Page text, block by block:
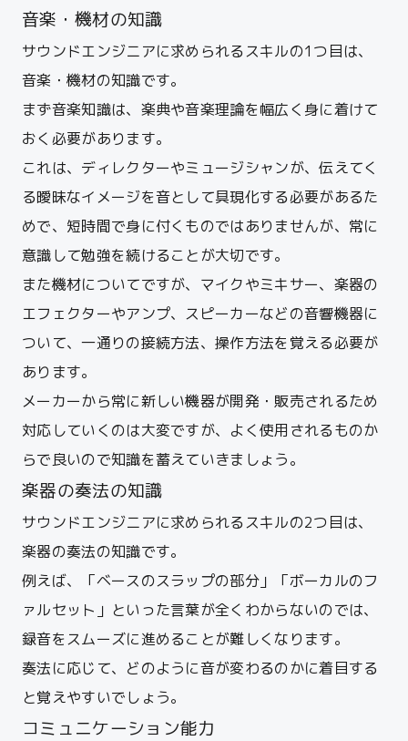
音楽・機材の知識
サウンドエンジニアに求められるスキルの1つ目は、
音楽・機材の知識です。
まず音楽知識は、楽典や音楽理論を幅広く身に着けて
おく必要があります。
これは、ディレクターやミュージシャンが、伝えてく
る曖昧なイメージを音として具現化する必要があるた
めで、短時間で身に付くものではありませんが、常に
意識して勉強を続けることが大切です。
また機材についてですが、マイクやミキサー、楽器の
エフェクターやアンプ、スピーカーなどの音響機器に
ついて、一通りの接続方法、操作方法を覚える必要が
あります。
メーカーから常に新しい機器が開発・販売されるため
対応していくのは大変ですが、よく使用されるものか
らで良いので知識を蓄えていきましょう。
楽器の奏法の知識
サウンドエンジニアに求められるスキルの2つ目は、
楽器の奏法の知識です。
例えば、「ベースのスラップの部分」「ボーカルのフ
ァルセット」といった言葉が全くわからないのでは、
録音をスムーズに進めることが難しくなります。
奏法に応じて、どのように音が変わるのかに着目する
と覚えやすいでしょう。
コミュニケーション能力